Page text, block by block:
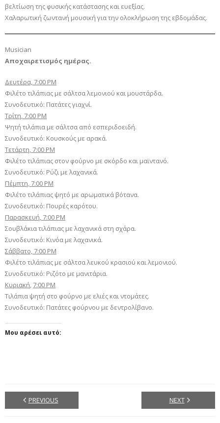
βελτίωση της φυσικής κατάστασης και ευεξίας.
Χαλαρωτική ζωντανή μουσική για την ολοκλήρωση της εβδομάδας.
Musician
Αποχαιρετισμός ημέρας.
Δευτέρα, 7:00 PM
Φιλέτο τιλάπιας με σάλτσα λεμονιού και μουστάρδα.
Συνοδευτικό: Πατάτες γιαχνί.
Τρίτη, 7:00 PM
Ψητή τιλάπια με σάλτσα από εσπεριδοειδή.
Συνοδευτικό: Κουσκούς με αρακά.
Τετάρτη, 7:00 PM
Φιλέτο τιλάπιας στον φούρνο με σκόρδο και μαϊντανό.
Συνοδευτικό: Ρύζι με λαχανικά.
Πέμπτη, 7:00 PM
Φιλέτο τιλάπιας ψητό με αρωματικά βότανα.
Συνοδευτικό: Πουρές καρότου.
Παρασκευή, 7:00 PM
Σουβλάκια τιλάπιας με λαχανικά στη σχάρα.
Συνοδευτικό: Κινόα με λαχανικά.
Σάββατο, 7:00 PM
Φιλέτο τιλάπιας με σάλτσα λευκού κρασιού και λεμονιού.
Συνοδευτικό: Ριζότο με μανιτάρια.
Κυριακή, 7:00 PM
Τιλάπια ψητή στο φούρνο με ελιές και ντομάτες.
Συνοδευτικό: Πατάτες φούρνου με δεντρολίβανο.
Μου αρέσει αυτό:
PREVIOUS NEXT